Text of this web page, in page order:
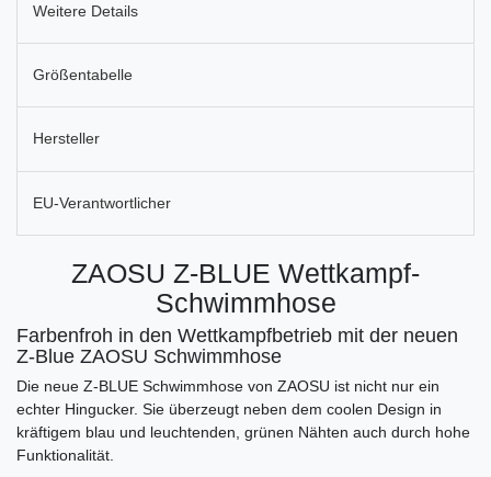
Weitere Details
Größentabelle
Hersteller
EU-Verantwortlicher
ZAOSU Z-BLUE Wettkampf-
Schwimmhose
Farbenfroh in den Wettkampfbetrieb mit der neuen
Z-Blue ZAOSU Schwimmhose
Die neue Z-BLUE Schwimmhose von ZAOSU ist nicht nur ein
echter Hingucker. Sie überzeugt neben dem coolen Design in
kräftigem blau und leuchtenden, grünen Nähten auch durch hohe
Funktionalität.